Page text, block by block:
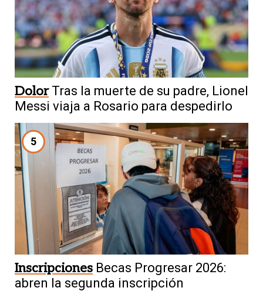
Dolor Tras la muerte de su padre, Lionel
Messi viaja a Rosario para despedirlo
5
Inscripciones Becas Progresar 2026:
abren la segunda inscripción